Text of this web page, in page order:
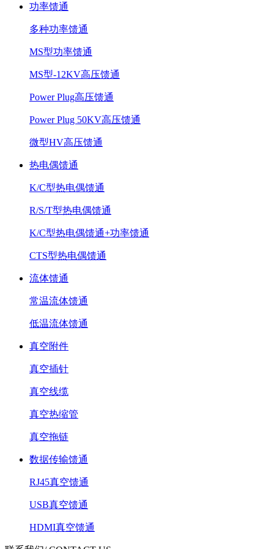
功率馈通
多种功率馈通
MS型功率馈通
MS型-12KV高压馈通
Power Plug高压馈通
Power Plug 50KV高压馈通
微型HV高压馈通
热电偶馈通
K/C型热电偶馈通
R/S/T型热电偶馈通
K/C型热电偶馈通+功率馈通
CTS型热电偶馈通
流体馈通
常温流体馈通
低温流体馈通
真空附件
真空插针
真空线缆
真空热缩管
真空拖链
数据传输馈通
RJ45真空馈通
USB真空馈通
HDMI真空馈通